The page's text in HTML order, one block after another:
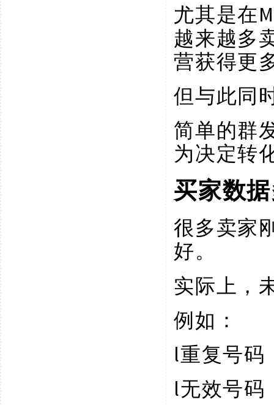
尤其是在
越来越多
营获得更
但与此同
简单的群
为决定转
买家数
很多卖家
好。
实际上，
例如：
l重复号码
l无效号码